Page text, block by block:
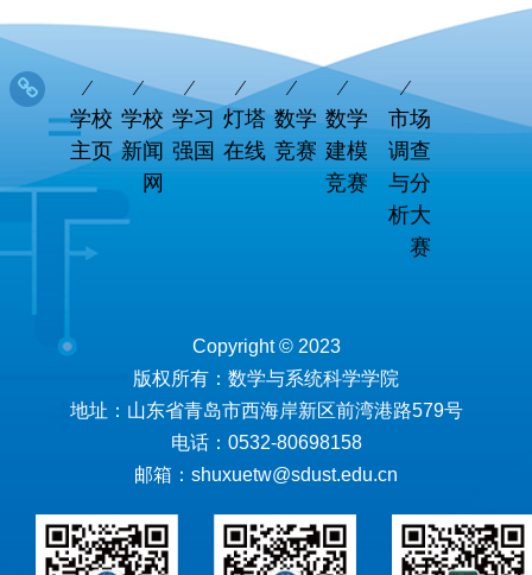
学校
主页
学校
新闻
网
学习
强国
灯塔
在线
数学
竞赛
数学
建模
竞赛
市场
调查
与分
析大
赛
Copyright © 2023
版权所有：数学与系统科学学院
地址：山东省青岛市西海岸新区前湾港路579号
电话：0532-80698158
邮箱：shuxuetw@sdust.edu.cn